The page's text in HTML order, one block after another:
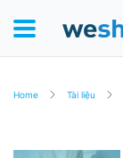
Home Tài liệu